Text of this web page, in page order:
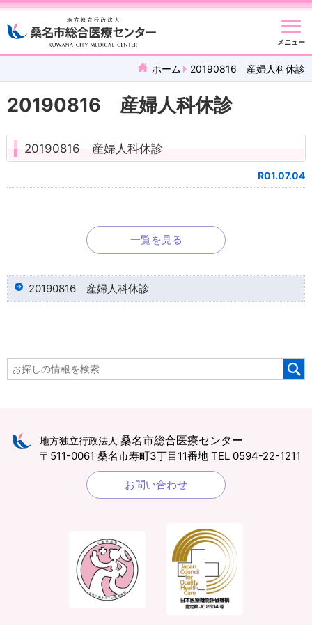
メニュー
ホーム 20190816 産婦人科休診
20190816 産婦人科休診
20190816 産婦人科休診
R01.07.04
一覧を見る
20190816 産婦人科休診
地方独立行政法人 桑名市総合医療センター
〒511-0061 桑名市寿町3丁目11番地 TEL 0594-22-1211
お問い合わせ